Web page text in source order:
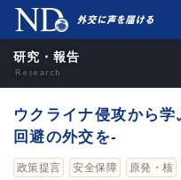
研究・報告
ウクライナ侵攻から
回避の外交を-
政策提言 安全保障 原発・核